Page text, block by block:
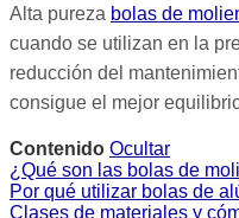
Alta pureza bolas de
cuando se utilizan en la
reducción del
consigue el mejor
Contenido Ocultar
¿Qué son las bolas de
Por qué utilizar bolas de
Clases de materiales y